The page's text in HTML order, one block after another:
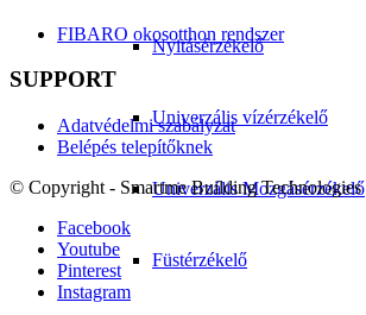
Nyitásérzékelő
Univerzális vízérzékelő
Univerzális Mozgásérzékelő
Füstérzékelő
FIBARO okosotthon rendszer
SUPPORT
Adatvédelmi szabályzat
Belépés telepítőknek
© Copyright - Smartme Building Technologies
Facebook
Youtube
Pinterest
Instagram